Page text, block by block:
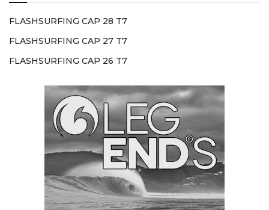
FLASHSURFING CAP 28 T7
FLASHSURFING CAP 27 T7
FLASHSURFING CAP 26 T7